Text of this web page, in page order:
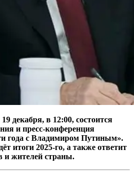
декабря, в 12:00, состоится
и пресс-конференция
года с Владимиром Путиным».
итоги 2025-го, а также ответит
и жителей страны.